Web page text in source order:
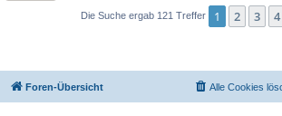
Die Suche ergab 121 Treffer 1 2 3 4
Foren-Übersicht Alle Cookies